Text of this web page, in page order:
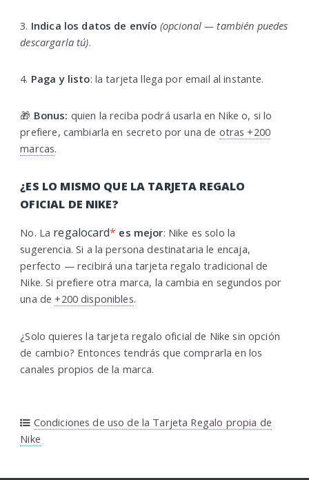
3. Indica los datos de envío (opcional — también puedes
descargarla tú).
4. Paga y listo: la tarjeta llega por email al instante.
🎁 Bonus: quien la reciba podrá usarla en Nike o, si lo
prefiere, cambiarla en secreto por una de otras +200
marcas.
¿ES LO MISMO QUE LA TARJETA REGALO
OFICIAL DE NIKE?
No. La regalocard* es mejor: Nike es solo la
sugerencia. Si a la persona destinataria le encaja,
perfecto — recibirá una tarjeta regalo tradicional de
Nike. Si prefiere otra marca, la cambia en segundos por
una de+200 disponibles.
¿Solo quieres la tarjeta regalo oficial de Nike sin opción
de cambio? Entonces tendrás que comprarla en los
canales propios de la marca.
Condiciones de uso de la Tarjeta Regalo propia de
Nike